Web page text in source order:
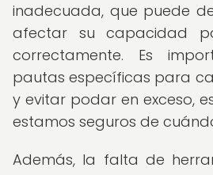
inadecuada, que puede
afectar su capacidad
correctamente. Es
pautas específicas para
y evitar podar en exceso,
estamos seguros de
Además, la falta de